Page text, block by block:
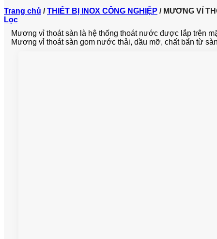
Trang chủ / THIẾT BỊ INOX CÔNG NGHIỆP /MƯƠNG VỈ
Lọc
Mương vỉ thoát sàn là hệ thống thoát nước được lắp trên
Mương vỉ thoát sàn gom nước thải, dầu mỡ, chất bẩn từ